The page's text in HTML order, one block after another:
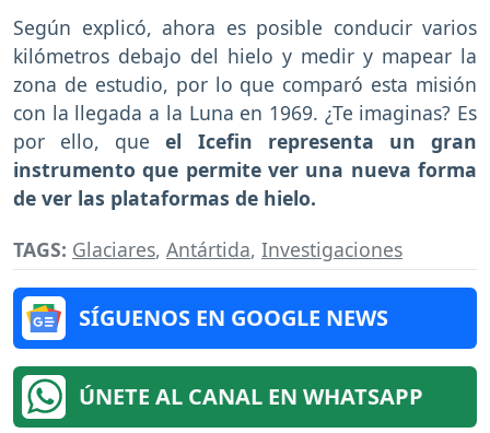
Según explicó, ahora es posible conducir varios
kilómetros debajo del hielo y medir y mapear la
zona de estudio, por lo que comparó esta misión
con la llegada a la Luna en 1969. ¿Te imaginas? Es
por ello, que el Icefin representa un gran
instrumento que permite ver una nueva forma
de ver las plataformas de hielo.
TAGS: Glaciares, Antártida, Investigaciones
SÍGUENOS EN GOOGLE NEWS
ÚNETE AL CANAL EN WHATSAPP